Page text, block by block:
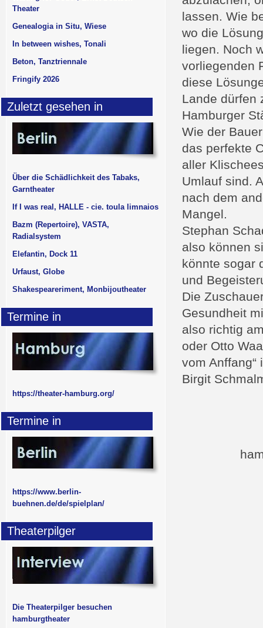
lassen. Wie
wo die
liegen. Noch
vorliegenden
diese
Lande dürfen
Hamburger
Wie der
das perfekte
aller
Umlauf sind.
nach dem
Mangel.
Stephan
also können
könnte sogar
und
Die
Gesundheit
also richtig
oder Otto
vom
Birgit
Theater
Genealogia in Situ, Wiese
In between wishes, Tonali
Beton, Tanztriennale
Fringify 2026
Zuletzt gesehen in
Über die Schädlichkeit des Tabaks,
Garntheater
If I was real, HALLE - cie. toula limnaios
Bazm (Repertoire), VASTA,
Radialsystem
Elefantin, Dock 11
Urfaust, Globe
Shakespeareriment, Monbijoutheater
Termine in
https://theater-hamburg.org/
Termine in
https://www.berlin-
buehnen.de/de/spielplan/
Theaterpilger
Die Theaterpilger besuchen
hamburgtheater